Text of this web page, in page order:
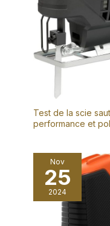
Test de la scie
performance et
Nov
25
2024